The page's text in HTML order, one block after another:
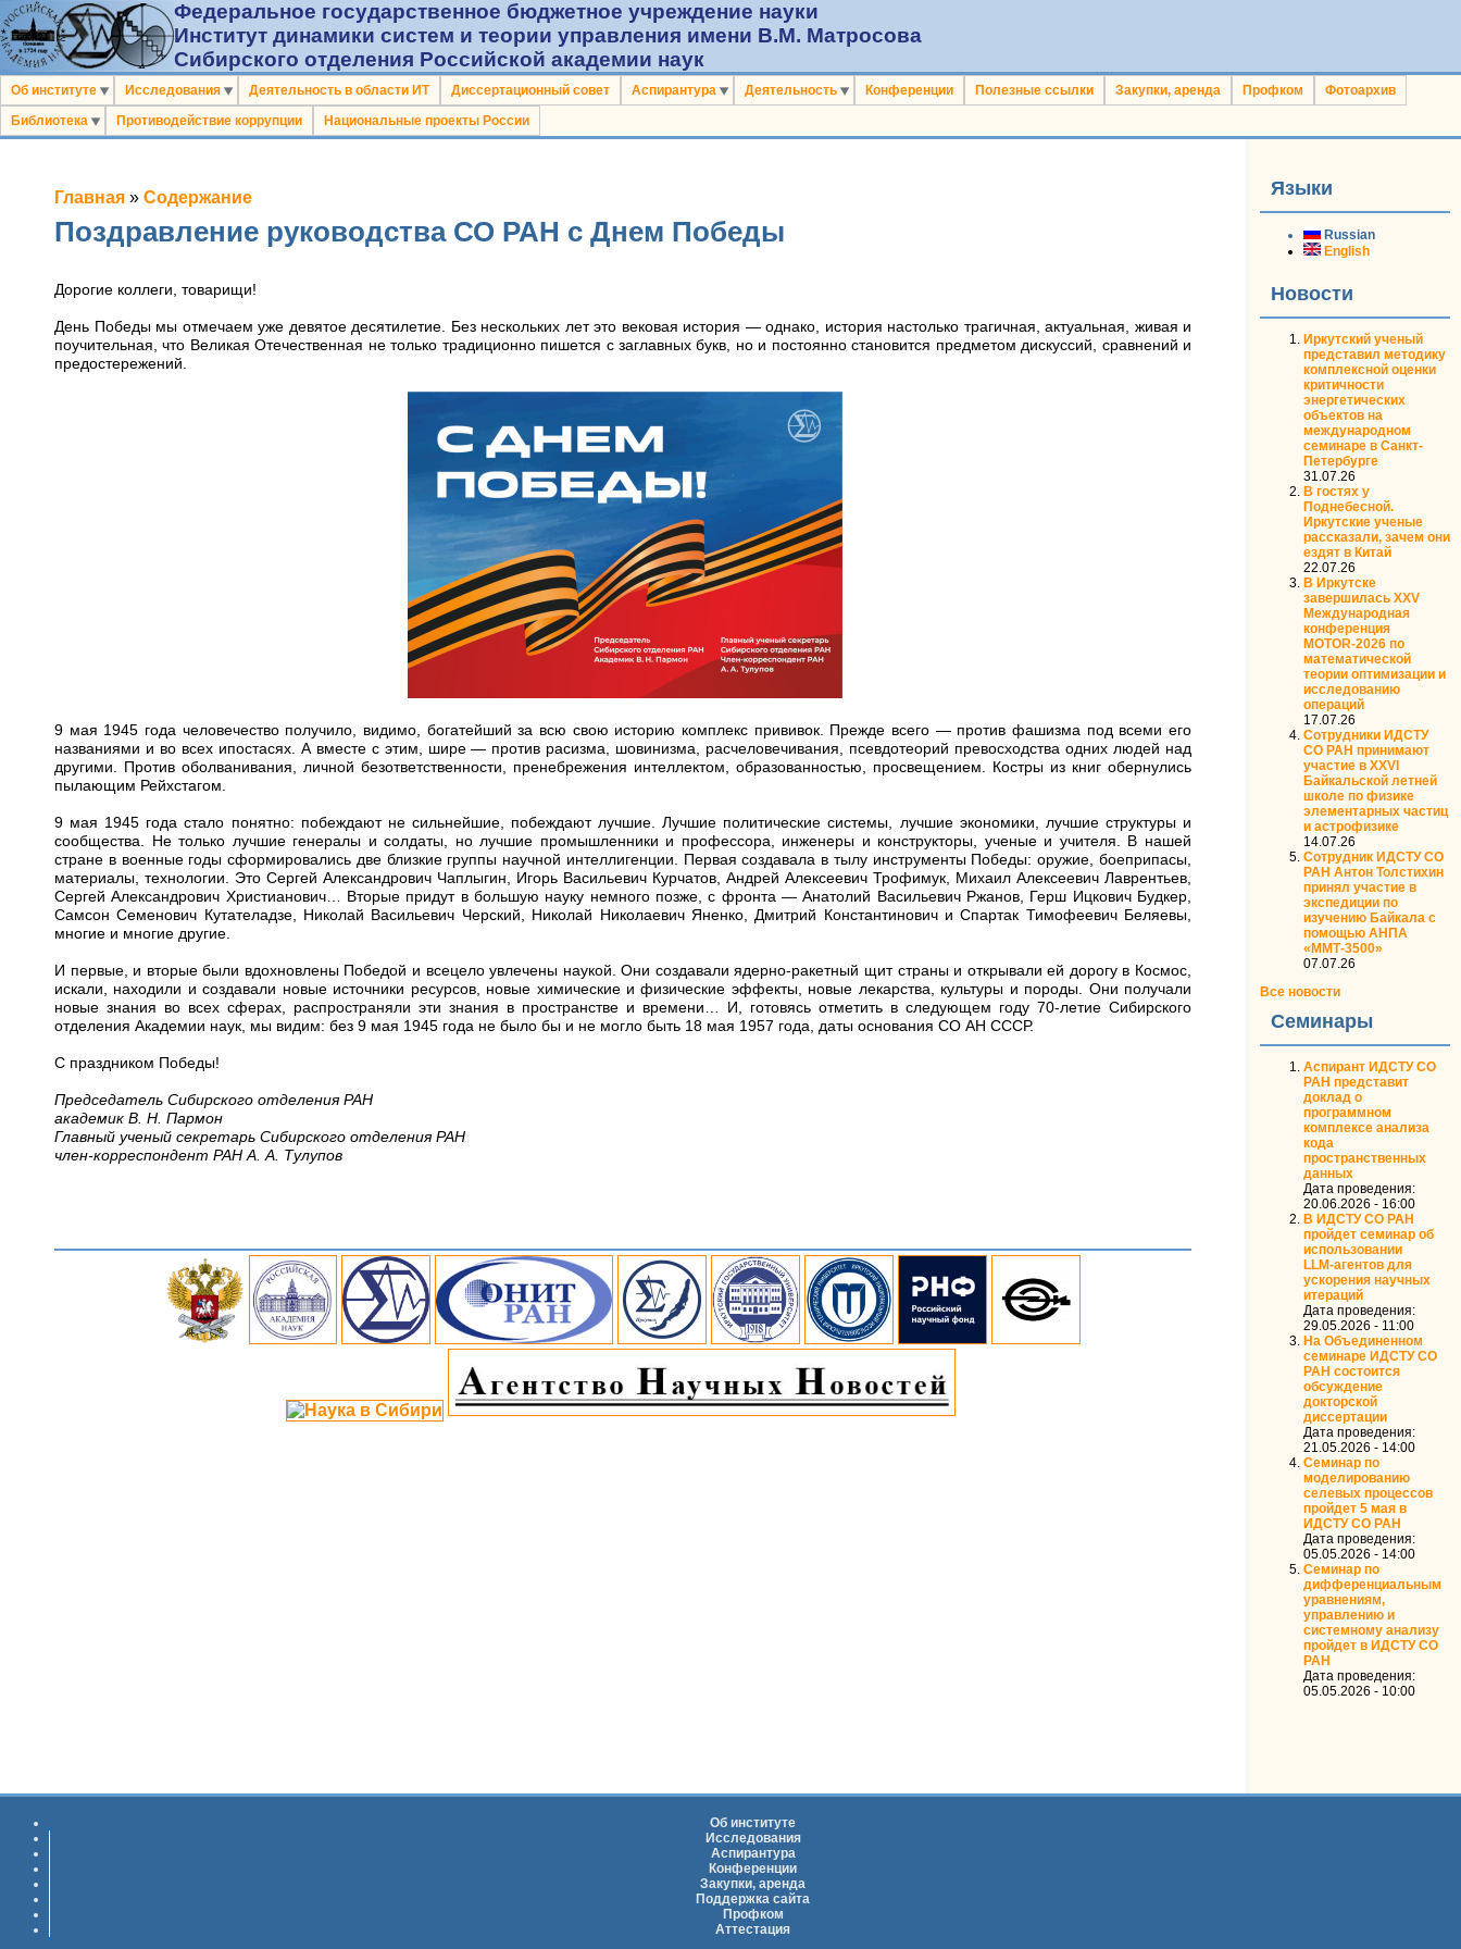
Федеральное государственное бюджетное учреждение науки
Институт динамики систем и теории управления имени В.М. Матросова
Сибирского отделения Российской академии наук
Об институте Исследования Деятельность в области ИТ Диссертационный совет Аспирантура Деятельность Конференции Полезные ссылки Закупки, аренда Профком
Фотоархив
Библиотека
Противодействие коррупции Национальные проекты России
Главная » Содержание
Поздравление руководства СО РАН с Днем Победы
Дорогие коллеги, товарищи!
День Победы мы отмечаем уже девятое десятилетие. Без нескольких лет это вековая история — однако, история настолько трагичная, актуальная, живая и
поучительная, что Великая Отечественная не только традиционно пишется с заглавных букв, но и постоянно становится предметом дискуссий, сравнений и
предостережений.
9 мая 1945 года человечество получило, видимо, богатейший за всю свою историю комплекс прививок. Прежде всего — против фашизма под всеми его
названиями и во всех ипостасях. А вместе с этим, шире — против расизма, шовинизма, расчеловечивания, псевдотеорий превосходства одних людей над
другими. Против оболванивания, личной безответственности, пренебрежения интеллектом, образованностью, просвещением. Костры из книг обернулись
пылающим Рейхстагом.
9 мая 1945 года стало понятно: побеждают не сильнейшие, побеждают лучшие. Лучшие политические системы, лучшие экономики, лучшие структуры и
сообщества. Не только лучшие генералы и солдаты, но лучшие промышленники и профессора, инженеры и конструкторы, ученые и учителя. В нашей
стране в военные годы сформировались две близкие группы научной интеллигенции. Первая создавала в тылу инструменты Победы: оружие, боеприпасы,
материалы, технологии. Это Сергей Александрович Чаплыгин, Игорь Васильевич Курчатов, Андрей Алексеевич Трофимук, Михаил Алексеевич Лаврентьев,
Сергей Александрович Христианович… Вторые придут в большую науку немного позже, с фронта — Анатолий Васильевич Ржанов, Герш Ицкович Будкер,
Самсон Семенович Кутателадзе, Николай Васильевич Черский, Николай Николаевич Яненко, Дмитрий Константинович и Спартак Тимофеевич Беляевы,
многие и многие другие.
И первые, и вторые были вдохновлены Победой и всецело увлечены наукой. Они создавали ядерно-ракетный щит страны и открывали ей дорогу в Космос,
искали, находили и создавали новые источники ресурсов, новые химические и физические эффекты, новые лекарства, культуры и породы. Они получали
новые знания во всех сферах, распространяли эти знания в пространстве и времени… И, готовясь отметить в следующем году 70-летие Сибирского
отделения Академии наук, мы видим: без 9 мая 1945 года не было бы и не могло быть 18 мая 1957 года, даты основания СО АН СССР.
С праздником Победы!
Председатель Сибирского отделения РАН
академик В. Н. Пармон
Главный ученый секретарь Сибирского отделения РАН
член-корреспондент РАН А. А. Тулупов
Языки
Russian
English
Новости
Иркутский ученый
представил методику
комплексной оценки
критичности
энергетических
объектов на
международном
семинаре в Санкт-
Петербурге
31.07.26
В гостях у
Поднебесной.
Иркутские ученые
рассказали, зачем они
ездят в Китай
22.07.26
В Иркутске
завершилась XXV
Международная
конференция
MOTOR‑2026 по
математической
теории оптимизации и
исследованию
операций
17.07.26
Сотрудники ИДСТУ
СО РАН принимают
участие в XXVI
Байкальской летней
школе по физике
элементарных частиц
и астрофизике
14.07.26
Сотрудник ИДСТУ СО
РАН Антон Толстихин
принял участие в
экспедиции по
изучению Байкала с
помощью АНПА
«ММТ-3500»
07.07.26
Все новости
Семинары
Аспирант ИДСТУ СО
РАН представит
доклад о
программном
комплексе анализа
кода
пространственных
данных
Дата проведения:
20.06.2026 - 16:00
В ИДСТУ СО РАН
пройдет семинар об
использовании
LLM‑агентов для
ускорения научных
итераций
Дата проведения:
29.05.2026 - 11:00
На Объединенном
семинаре ИДСТУ СО
РАН состоится
обсуждение
докторской
диссертации
Дата проведения:
21.05.2026 - 14:00
Семинар по
моделированию
селевых процессов
пройдет 5 мая в
ИДСТУ СО РАН
Дата проведения:
05.05.2026 - 14:00
Семинар по
дифференциальным
уравнениям,
управлению и
системному анализу
пройдет в ИДСТУ СО
РАН
Дата проведения:
05.05.2026 - 10:00
Об институте
Исследования
Аспирантура
Конференции
Закупки, аренда
Поддержка сайта
Профком
Аттестация